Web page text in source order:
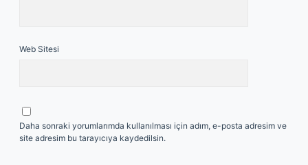
Web Sitesi
Daha sonraki yorumlarımda kullanılması için adım, e-posta adresim ve
site adresim bu tarayıcıya kaydedilsin.